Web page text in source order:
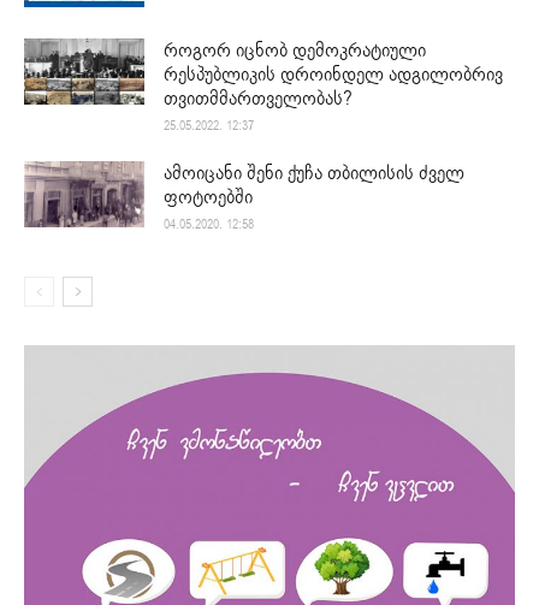
როგორ იცნობ დემოკრატიული
რესპუბლიკის დროინდელ ადგილობრივ
თვითმმართველობას?
25.05.2022. 12:37
ამოიცანი შენი ქუჩა თბილისის ძველ
ფოტოებში
04.05.2020. 12:58